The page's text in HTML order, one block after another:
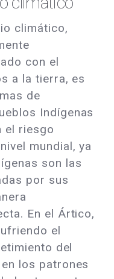
climático,
con el
a la tierra, es
de
Indígenas
el riesgo
mundial, ya
son las
por sus
En el Ártico,
el
del
los patrones